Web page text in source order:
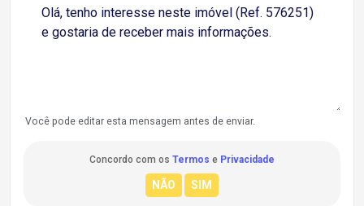
Você pode editar esta mensagem antes de enviar.
Concordo com os Termos e Privacidade